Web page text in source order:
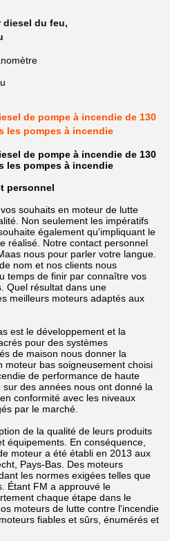
diesel du feu,
de pompe à incendie de 130
les pompes à incendie
de pompe à incendie de 130
les pompes à incendie
personnel
souhaits en moteur de lutte
Non seulement les impératifs
également qu'impliquant le
réalisé. Notre contact personnel
nous pour parler votre langue.
nom et nos clients nous
temps de finir par connaître vos
Quel résultat dans une
meilleurs moteurs adaptés aux
est le développement et la
pour des systèmes
de maison nous donner la
moteur bas soigneusement choisi
de performance de haute
des années nous ont donné la
conformité avec les niveaux
par le marché.
de la qualité de leurs produits
équipements. En conséquence,
moteur a été établi en 2013 aux
Pays-Bas. Des moteurs
les normes exigées telles que
Étant FM a approuvé le
chaque étape dans le
moteurs de lutte contre l'incendie
fiables et sûrs, énumérés et